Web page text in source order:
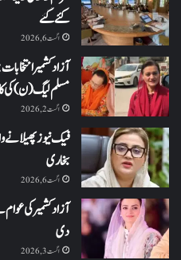
کئے گئے
اگست 6, 2026
آزاد کشمیر
مسلم لیگ (ن) کی
اگست 2, 2026
فیک نیوز پھیلانے
بخاری
اگست 6, 2026
آزاد کشمیر کی
دی
اگست 3, 2026